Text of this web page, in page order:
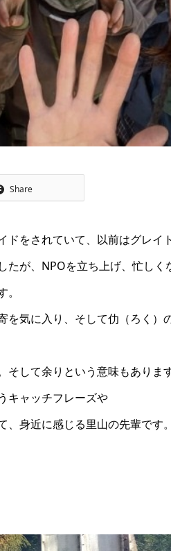
Share
ドをされていて、以前はグレイ
たが、NPOを立ち上げ、忙し
を気に入り、そして仂（ろく）
して余りという意味もあります
キャッチフレーズや
身近に感じる里山の先輩です。